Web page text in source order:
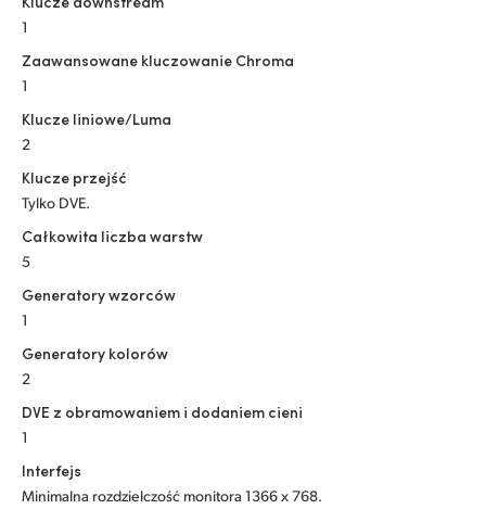
1
Zaawansowane kluczowanie Chroma
1
Klucze liniowe/Luma
2
Klucze przejść
Tylko DVE.
Całkowita liczba warstw
5
Generatory wzorców
1
Generatory kolorów
2
DVE z obramowaniem i dodaniem cieni
1
Interfejs
Minimalna rozdzielczość monitora 1366 x 768.